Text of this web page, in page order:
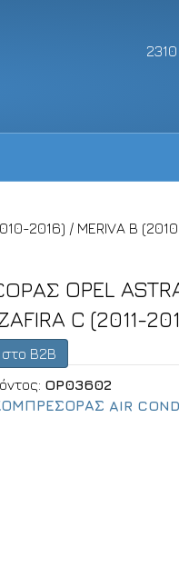
2016) / MERIVA B
OPEL
C (2011-
B2B
OP03602
AIR